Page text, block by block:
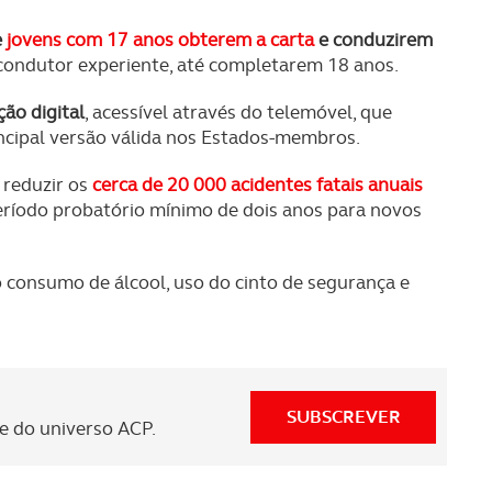
jovens com 17 anos obterem a cartae conduzirem
experiente, até completarem 18 anos.
digital, acessível através do telemóvel, que
versão válida nos Estados-membros.
os cerca de 20 000 acidentes fatais anuais
probatório mínimo de dois anos para novos
de álcool, uso do cinto de segurança e
do universo ACP. SUBSCREVER